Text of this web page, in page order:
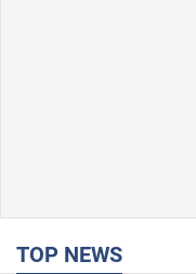
TOP NEWS